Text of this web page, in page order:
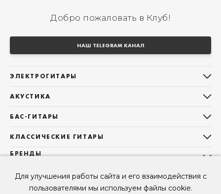
Для улучшения работы сайта и его взаимодействия с
пользователями мы используем файлы cookie.
Добро пожаловать в Клуб!
НАШ TELEGRAM КАНАЛ
ЭЛЕКТРОГИТАРЫ
Telecaster
Les Paul
Superstrat
АКУСТИКА
Фолки (ОМ, 000, 00)
Гранд Аудиториум
Б/У, уцененные гитары
БАС-ГИТАРЫ
Precision Bass
КЛАССИЧЕСКИЕ ГИТАРЫ
Все классические гитары
Б/У, уцененные гитары
БРЕНДЫ
Sigma Guitars
Enya Guitars
Контакты